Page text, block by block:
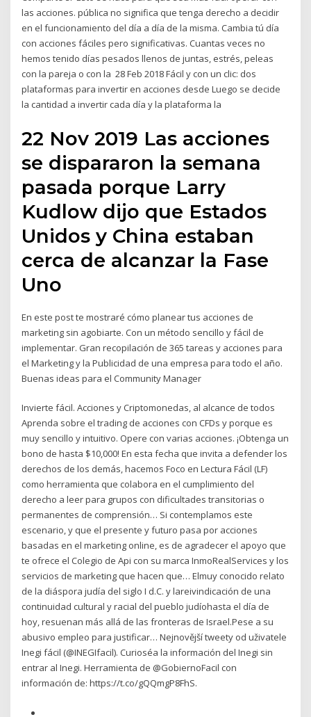
las acciones. pública no significa que tenga derecho a decidir
en el funcionamiento del día a día de la misma. Cambia tú día
con acciones fáciles pero significativas. Cuantas veces no
hemos tenido días pesados llenos de juntas, estrés, peleas
con la pareja o con la 28 Feb 2018 Fácil y con un clic: dos
plataformas para invertir en acciones desde Luego se decide
la cantidad a invertir cada día y la plataforma la
22 Nov 2019 Las acciones
se dispararon la semana
pasada porque Larry
Kudlow dijo que Estados
Unidos y China estaban
cerca de alcanzar la Fase
Uno
En este post te mostraré cómo planear tus acciones de
marketing sin agobiarte. Con un método sencillo y fácil de
implementar. Gran recopilación de 365 tareas y acciones para
el Marketing y la Publicidad de una empresa para todo el año.
Buenas ideas para el Community Manager
Invierte fácil. Acciones y Criptomonedas, al alcance de todos
Aprenda sobre el trading de acciones con CFDs y porque es
muy sencillo y intuitivo. Opere con varias acciones. ¡Obtenga un
bono de hasta $10,000! En esta fecha que invita a defender los
derechos de los demás, hacemos Foco en Lectura Fácil (LF)
como herramienta que colabora en el cumplimiento del
derecho a leer para grupos con dificultades transitorias o
permanentes de comprensión… Si contemplamos este
escenario, y que el presente y futuro pasa por acciones
basadas en el marketing online, es de agradecer el apoyo que
te ofrece el Colegio de Api con su marca InmoRealServices y los
servicios de marketing que hacen que… Elmuy conocido relato
de la diáspora judía del siglo I d.C. y lareivindicación de una
continuidad cultural y racial del pueblo judíohasta el día de
hoy, resuenan más allá de las fronteras de Israel.Pese a su
abusivo empleo para justificar… Nejnovější tweety od uživatele
Inegi fácil (@INEGIfacil). Curioséa la información del Inegi sin
entrar al Inegi. Herramienta de @GobiernoFacil con
información de: https://t.co/gQQmgP8FhS.